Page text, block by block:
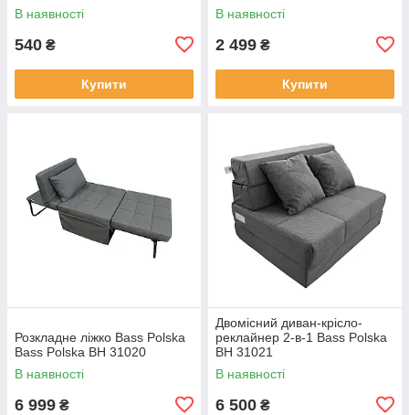
В наявності
540 ₴
Купити
В наявності
2 499 ₴
Купити
Розкладне ліжко Bass Polska
Bass Polska BH 31020
В наявності
6 999 ₴
Двомісний диван-крісло-
реклайнер 2-в-1 Bass Polska
BH 31021
В наявності
6 500 ₴